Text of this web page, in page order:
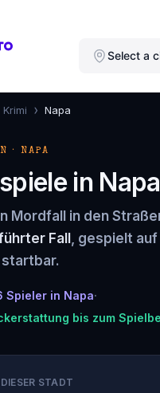
Select a
Krimi › Napa
· NAPA
in Napa
Mordfall in den
Fall , gespielt auf
Spieler in Napa·
bis zum
STADT